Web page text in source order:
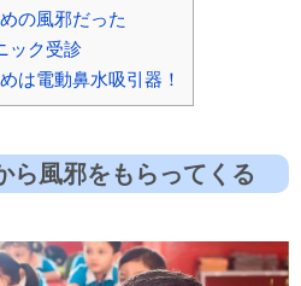
の風邪だった
ック受診
は電動鼻水吸引器！
ら風邪をもらってくる